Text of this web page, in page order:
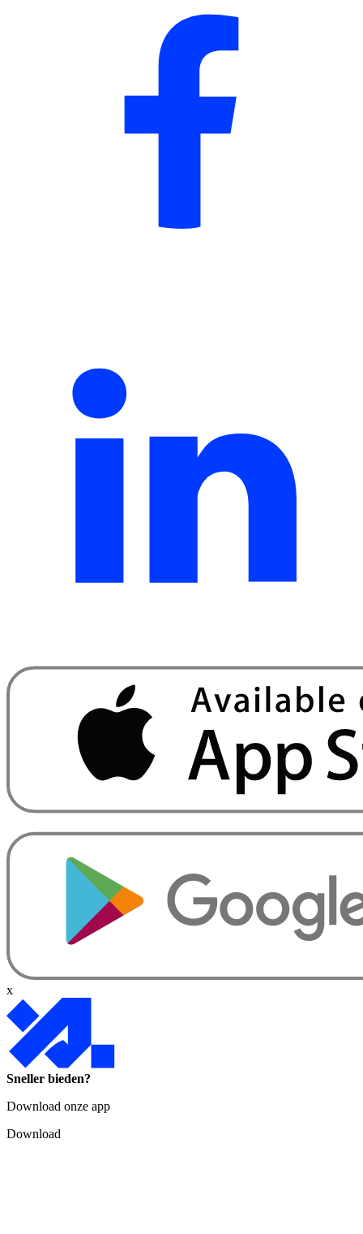
x
Sneller bieden?
Download onze app
Download